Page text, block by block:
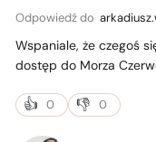
Odpowiedź do
Wspaniale, że czegoś
dostęp do Morza
0 0